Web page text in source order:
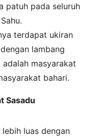
patuh pada seluruh
terdapat ukiran
lambang
masyarakat
bahari.
Sasadu
luas dengan